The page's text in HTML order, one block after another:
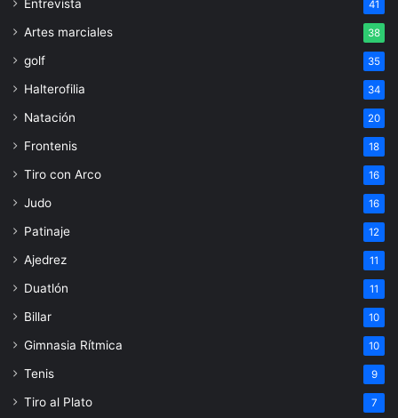
Entrevista 41
Artes marciales 38
golf 35
Halterofilia 34
Natación 20
Frontenis 18
Tiro con Arco 16
Judo 16
Patinaje 12
Ajedrez 11
Duatlón 11
Billar 10
Gimnasia Rítmica 10
Tenis 9
Tiro al Plato 7